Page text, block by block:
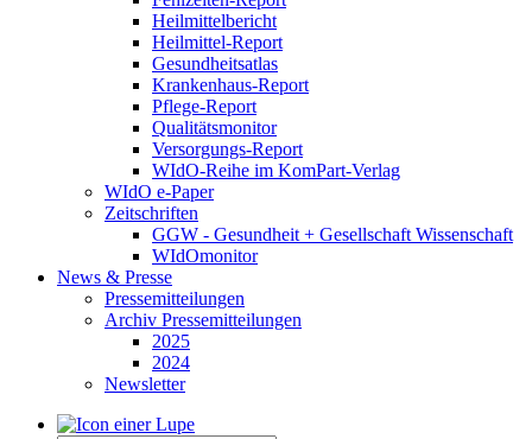
Heilmittelbericht
Heilmittel-Report
Gesundheitsatlas
Krankenhaus-Report
Pflege-Report
Qualitätsmonitor
Versorgungs-Report
WIdO-Reihe im KomPart-Verlag
WIdO e-Paper
Zeitschriften
GGW - Gesundheit + Gesellschaft Wissenschaft
WIdOmonitor
News & Presse
Pressemitteilungen
Archiv Pressemitteilungen
2025
2024
Newsletter